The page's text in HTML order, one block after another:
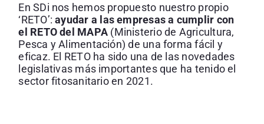
En SDi nos hemos propuesto nuestro propio
‘RETO’:ayudar a las empresas a cumplir con
el RETO del MAPA (Ministerio de Agricultura,
Pesca y Alimentación) de una forma fácil y
eficaz. El RETO ha sido una de las novedades
legislativas más importantes que ha tenido el
sector fitosanitario en 2021.